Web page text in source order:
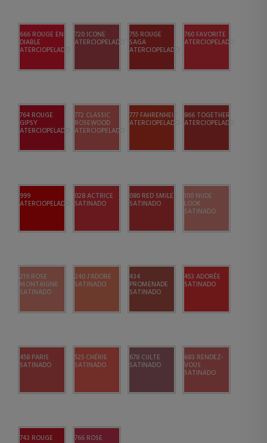
666 ROUGE EN
DIABLE
ATERCIOPELADO
720 ICONE
ATERCIOPELADO
755 ROUGE
SAGA
ATERCIOPELADO
760 FAVORITE
ATERCIOPELADO
764 ROUGE
GIPSY
ATERCIOPELADO
772 CLASSIC
ROSEWOOD
ATERCIOPELADO
777 FAHRENHEIT
ATERCIOPELADO
866 TOGETHER
ATERCIOPELADO
999
ATERCIOPELADO
028 ACTRICE
SATINADO
080 RED SMILE
SATINADO
100 NUDE
LOOK
SATINADO
219 ROSE
MONTAIGNE
SATINADO
240 J’ADORE
SATINADO
434
PROMENADE
SATINADO
453 ADORÉE
SATINADO
458 PARIS
SATINADO
525 CHÉRIE
SATINADO
678 CULTE
SATINADO
683 RENDEZ-
VOUS
SATINADO
743 ROUGE 766 ROSE